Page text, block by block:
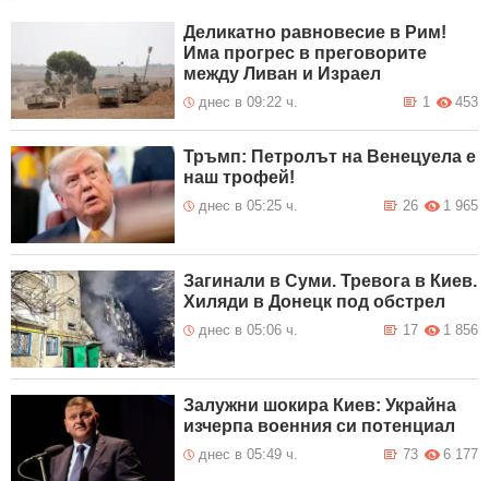
Деликатно равновесие в Рим!
Има прогрес в преговорите
между Ливан и Израел
днес в 09:22 ч. 453
1
Тръмп: Петролът на Венецуела е
наш трофей!
днес в 05:25 ч. 1 965
26
Загинали в Суми. Тревога в Киев.
Хиляди в Донецк под обстрел
днес в 05:06 ч. 1 856
17
Залужни шокира Киев: Украйна
изчерпа военния си потенциал
днес в 05:49 ч. 6 177
73